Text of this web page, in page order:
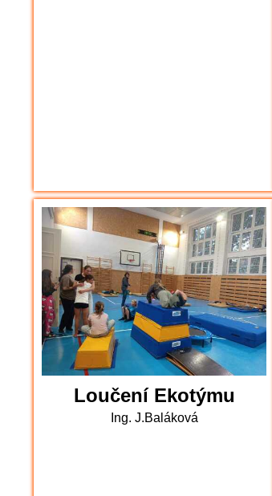
Loučení Ekotýmu
Ing. J.Baláková